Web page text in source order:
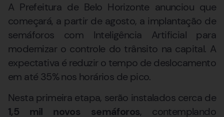
A Prefeitura de Belo Horizonte anunciou que
começará, a partir de agosto, a implantação de
semáforos com Inteligência Artificial para
modernizar o controle do trânsito na capital. A
expectativa é reduzir o tempo de deslocamento
em até 35% nos horários de pico.
Nesta primeira etapa, serão instalados cerca de
1,5 mil novos semáforos, contemplando